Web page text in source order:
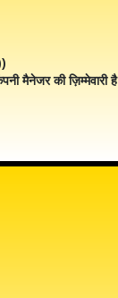
मैनेजर की ज़िम्मेवारी है